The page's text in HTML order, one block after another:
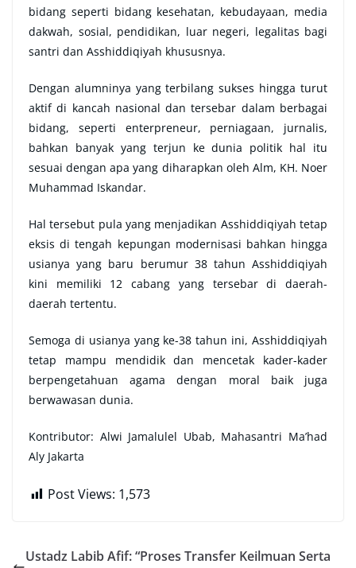
bidang seperti bidang kesehatan, kebudayaan, media
dakwah, sosial, pendidikan, luar negeri, legalitas bagi
santri dan Asshiddiqiyah khususnya.
Dengan alumninya yang terbilang sukses hingga turut
aktif di kancah nasional dan tersebar dalam berbagai
bidang, seperti enterpreneur, perniagaan, jurnalis,
bahkan banyak yang terjun ke dunia politik hal itu
sesuai dengan apa yang diharapkan oleh Alm, KH. Noer
Muhammad Iskandar.
Hal tersebut pula yang menjadikan Asshiddiqiyah tetap
eksis di tengah kepungan modernisasi bahkan hingga
usianya yang baru berumur 38 tahun Asshiddiqiyah
kini memiliki 12 cabang yang tersebar di daerah-
daerah tertentu.
Semoga di usianya yang ke-38 tahun ini, Asshiddiqiyah
tetap mampu mendidik dan mencetak kader-kader
berpengetahuan agama dengan moral baik juga
berwawasan dunia.
Kontributor: Alwi Jamalulel Ubab, Mahasantri Ma’had
Aly Jakarta
Post Views: 1,573
Ustadz Labib Afif: “Proses Transfer Keilmuan Serta